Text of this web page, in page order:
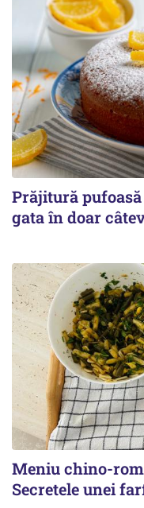
Prăjitură
gata în doar
Meniu chino-
Secretele unei